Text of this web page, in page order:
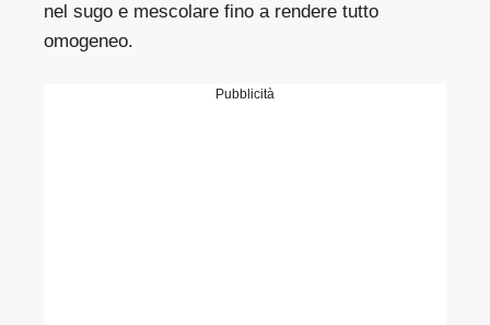
nel sugo e mescolare fino a rendere tutto
omogeneo.
Pubblicità